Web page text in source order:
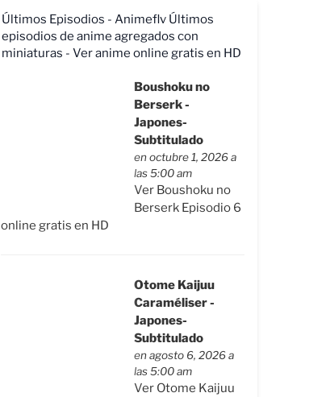
Últimos Episodios - Animeflv Últimos
episodios de anime agregados con
miniaturas - Ver anime online gratis en HD
Boushoku no
Berserk -
Japones-
Subtitulado
en octubre 1, 2026 a
las 5:00 am
Ver Boushoku no
Berserk Episodio 6
online gratis en HD
Otome Kaijuu
Caraméliser -
Japones-
Subtitulado
en agosto 6, 2026 a
las 5:00 am
Ver Otome Kaijuu